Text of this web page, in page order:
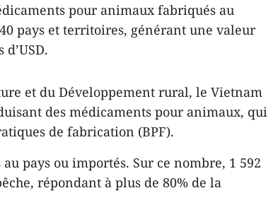
pour animaux fabriqués au
pays et territoires, générant une valeur
et du Développement rural, le Vietnam
des médicaments pour animaux, qui
de fabrication (BPF).
pays ou importés. Sur ce nombre, 1 592
répondant à plus de 80% de la